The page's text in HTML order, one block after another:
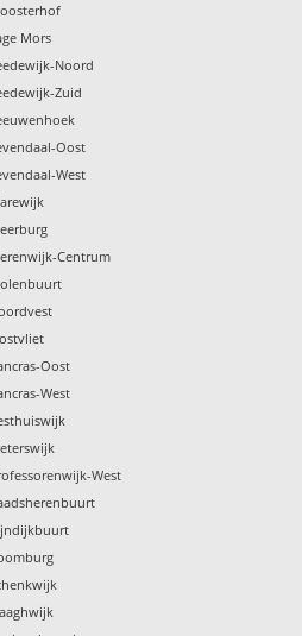
Mors
Noord
Zuid
Oost
West
Centrum
Oost
West
West